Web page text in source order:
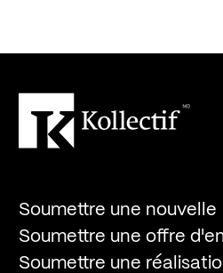
Soumettre une nouvelle
Soumettre une offre
Soumettre une